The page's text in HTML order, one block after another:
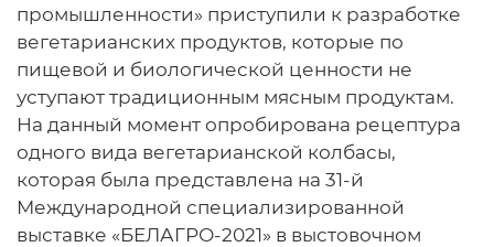
промышленности» приступили к разработке
вегетарианских продуктов, которые по
пищевой и биологической ценности не
уступают традиционным мясным продуктам.
На данный момент опробирована рецептура
одного вида вегетарианской колбасы,
которая была представлена на 31-й
Международной специализированной
выставке «БЕЛАГРО-2021» в выстовочном